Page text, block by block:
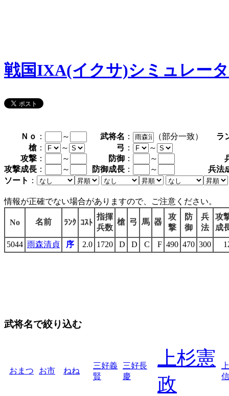
戦国IXA(イクサ)シミュレー
Ｎｏ ： ～ 武将名 ： （部分一致）
ラ
槍 ： ～ 弓 ：
～
攻撃 ： ～ 防御 ： ～
攻撃成長 ： ～ 防御成長 ： ～
兵法
ソート ：
情報が正確でない場合がありますので、ご注意ください。
No 名前 ﾗﾝｸ ｺｽﾄ
指揮
兵数
槍 弓 馬 器
攻
撃
防
御
兵
法
攻
成
5044 雨森清貞 序 2.0 1720 D D C F 490 470 300
武将名で絞り込む
おまつ お市 ねね
三好義
賢
三好長
慶
上杉憲
政
信